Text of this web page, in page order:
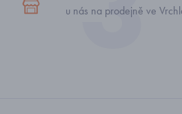
u nás na prodejně ve